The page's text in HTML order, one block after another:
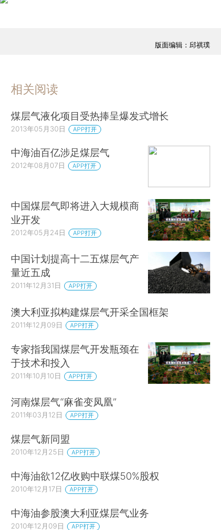
版面编辑：邱祺璞
相关阅读
煤层气液化项目受热捧呈爆发式增长
2013年05月30日 APP打开
中海油百亿涉足煤层气
2012年08月07日 APP打开
中国煤层气即将进入大规模商
业开发
2012年05月24日 APP打开
中国计划提高十二五煤层气产
量近五成
2011年12月31日 APP打开
澳大利亚拟构建煤层气开采全国框架
2011年12月09日 APP打开
专家指我国煤层气开发瓶颈在
于技术和投入
2011年10月10日 APP打开
河南煤层气“麻雀变凤凰”
2011年03月12日 APP打开
煤层气新同盟
2010年12月25日 APP打开
中海油欲12亿收购中联煤50%股权
2010年12月17日 APP打开
中海油参股澳大利亚煤层气业务
2010年12月09日 APP打开